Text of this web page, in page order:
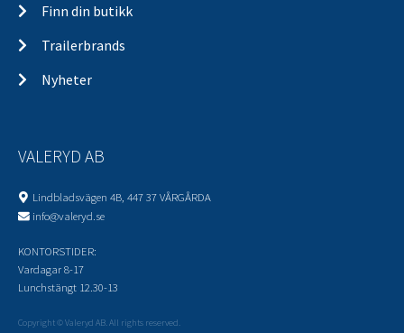
Finn din butikk
Trailerbrands
Nyheter
VALERYD AB
Lindbladsvägen 4B, 447 37 VÅRGÅRDA
info@valeryd.se
KONTORSTIDER:
Vardagar 8-17
Lunchstängt 12.30-13
Copyright © Valeryd AB. All rights reserved.